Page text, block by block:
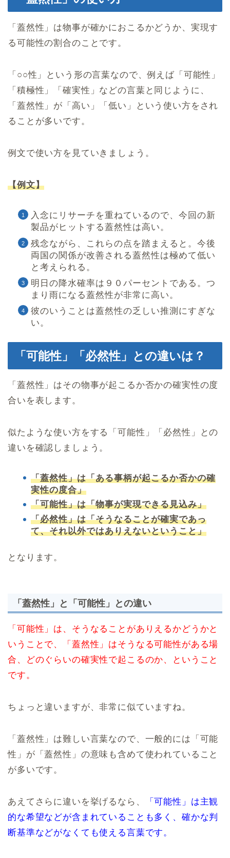
「蓋然性」は物事が確かにおこるかどうか、実現す
る可能性の割合のことです。
「○○性」という形の言葉なので、例えば「可能性」
「積極性」「確実性」などの言葉と同じように、
「蓋然性」が「高い」「低い」という使い方をされ
ることが多いです。
例文で使い方を見ていきましょう。
【例文】
入念にリサーチを重ねているので、今回の新
製品がヒットする蓋然性は高い。
残念ながら、これらの点を踏まえると。今後
両国の関係が改善される蓋然性は極めて低い
と考えられる。
明日の降水確率は９０パーセントである。つ
まり雨になる蓋然性が非常に高い。
彼のいうことは蓋然性の乏しい推測にすぎな
い。
「可能性」「必然性」との違いは？
「蓋然性」はその物事が起こるか否かの確実性の度
合いを表します。
似たような使い方をする「可能性」「必然性」との
違いを確認しましょう。
「蓋然性」は「ある事柄が起こるか否かの確
実性の度合」
「可能性」は「物事が実現できる見込み」
「必然性」は「そうなることが確実であっ
て、それ以外ではありえないということ」
となります。
「蓋然性」と「可能性」との違い
「可能性」は、そうなることがありえるかどうかと
いうことで、「蓋然性」はそうなる可能性がある場
合、どのぐらいの確実性で起こるのか、ということ
です。
ちょっと違いますが、非常に似ていますね。
「蓋然性」は難しい言葉なので、一般的には「可能
性」が「蓋然性」の意味も含めて使われていること
が多いです。
あえてさらに違いを挙げるなら、
「可能性」は主観
的な希望などが含まれていることも多く、確かな判
断基準などがなくても使える言葉です。